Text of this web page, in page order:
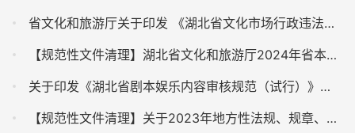
省文化和旅游厅关于印发 《湖北省文化市场行政违法行为首违不罚清单》和《湖北省文化市场轻微行政违法行为不予处罚清单》的通知
【规范性文件清理】湖北省文化和旅游厅2024年省本级行政规范性文件清理情况的公告
关于印发《湖北省剧本娱乐内容审核规范（试行）》的通知
【规范性文件清理】关于2023年地方性法规、规章、行政规范性文件、党内法规和规范性文件清理情况的公告